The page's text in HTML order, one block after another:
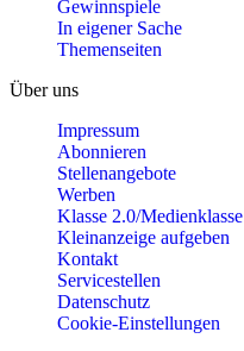
Gewinnspiele
In eigener Sache
Themenseiten
Über uns
Impressum
Abonnieren
Stellenangebote
Werben
Klasse 2.0/Medienklasse
Kleinanzeige aufgeben
Kontakt
Servicestellen
Datenschutz
Cookie-Einstellungen